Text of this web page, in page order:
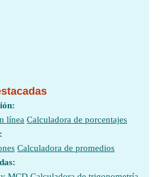
línea Calculadora de porcentajes
Calculadora de promedios